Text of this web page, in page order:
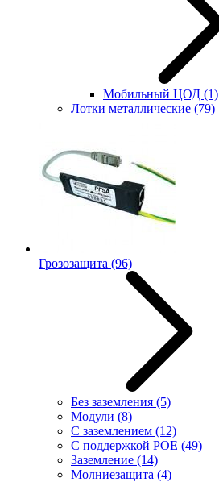
Мобильный ЦОД (1)
Лотки металлические (79)
Грозозащита (96)
Без заземления (5)
Модули (8)
С заземлением (12)
С поддержкой POE (49)
Заземление (14)
Молниезащита (4)